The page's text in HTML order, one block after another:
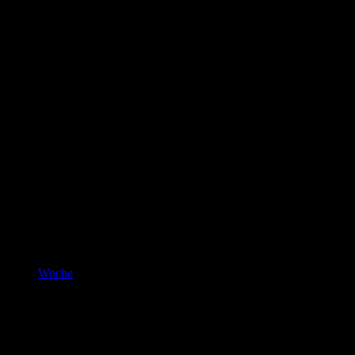
Woche